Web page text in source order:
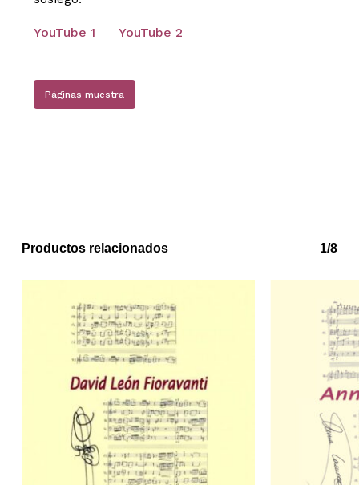
Go to shop
YouTube 1 YouTube 2
Páginas muestra
Productos relacionados 1/8